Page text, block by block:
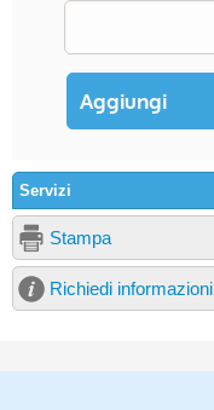
Servizi
Stampa
Richiedi informazioni